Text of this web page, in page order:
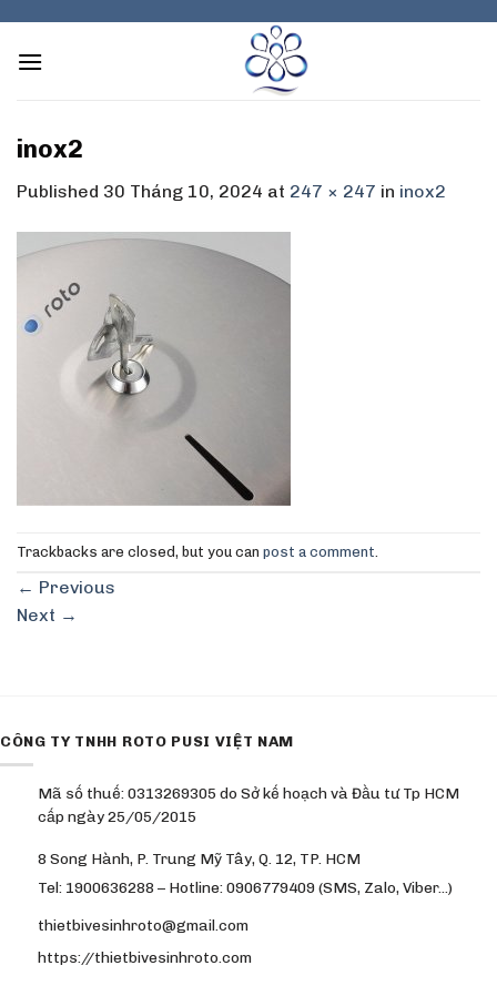
content
inox2
Published 30 Tháng 10, 2024 at 247 × 247 in inox2
Trackbacks are closed, but you can post a comment
← Previous
Next →
CÔNG TY TNHH ROTO PUSI VIỆT NAM
Mã số thuế: 0313269305 do Sở kế hoạch và Đầu tư Tp HCM
cấp ngày 25/05/2015
8 Song Hành, P. Trung Mỹ Tây, Q. 12, TP. HCM
Tel: 1900636288 – Hotline: 0906779409 (SMS, Zalo, Viber…)
thietbivesinhroto@gmail.com
https://thietbivesinhroto.com